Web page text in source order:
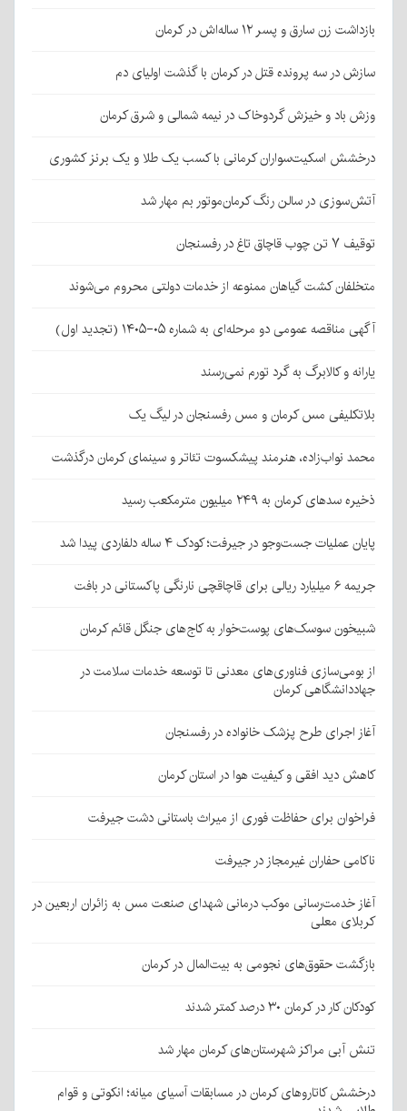
بازداشت زن سارق و پسر ۱۲ ساله‌اش در کرمان
سازش در سه پرونده قتل در کرمان با گذشت اولیای دم
وزش باد و خیزش گردوخاک در نیمه شمالی و شرق کرمان
درخشش اسکیت‌سواران کرمانی با کسب یک طلا و یک برنز کشوری
آتش‌سوزی در سالن رنگ کرمان‌موتور بم مهار شد
توقیف ۷ تن چوب قاچاق تاغ در رفسنجان
متخلفان کشت گیاهان ممنوعه از خدمات دولتی محروم می‌شوند
آگهی مناقصه عمومی دو مرحله‌ای به شماره ۰۵-۱۴۰۵ (تجدید اول)
یارانه و کالابرگ به گرد تورم نمی‌رسند
بلاتکلیفی مس کرمان و مس رفسنجان در لیگ یک
محمد نواب‌زاده، هنرمند پیشکسوت تئاتر و سینمای کرمان درگذشت
ذخیره سدهای کرمان به ۲۴۹ میلیون مترمکعب رسید
پایان عملیات جست‌وجو در جیرفت؛ کودک ۴ ساله دلفاردی پیدا شد
جریمه ۶ میلیارد ریالی برای قاچاقچی نارنگی پاکستانی در بافت
شبیخون سوسک‌های پوست‌خوار به کاج‌های جنگل قائم کرمان
از بومی‌سازی فناوری‌های معدنی تا توسعه خدمات سلامت در
جهاددانشگاهی کرمان
آغاز اجرای طرح پزشک خانواده در رفسنجان
کاهش دید افقی و کیفیت هوا در استان کرمان
فراخوان برای حفاظت فوری از میراث باستانی دشت جیرفت
ناکامی حفاران غیرمجاز در جیرفت
آغاز خدمت‌رسانی موکب درمانی شهدای صنعت مس به زائران اربعین در
کربلای معلی
بازگشت حقوق‌های نجومی به بیت‌المال در کرمان
کودکان کار در کرمان ۳۰ درصد کمتر شدند
تنش آبی مراکز شهرستان‌های کرمان مهار شد
درخشش کاتاروهای کرمان در مسابقات آسیای میانه؛ انکوتی و قوام